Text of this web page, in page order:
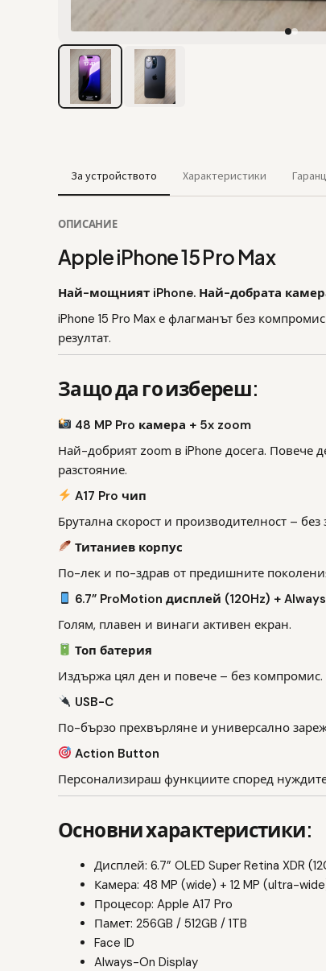
За устройството Характеристики
ОПИСАНИЕ
Apple iPhone 15 Pro Max
Най-мощният iPhone. Най-добрата
iPhone 15 Pro Max е флагманът без
резултат.
Защо да го избереш:
48 MP Pro камера + 5x zoom
Най-добрият zoom в iPhone досега. Повече
разстояние.
A17 Pro чип
Брутална скорост и производителност –
Титаниев корпус
По-лек и по-здрав от предишните
6.7” ProMotion дисплей (120Hz) +
Голям, плавен и винаги активен екран.
Топ батерия
Издържа цял ден и повече – без компромис.
USB-C
По-бързо прехвърляне и универсално
Action Button
Персонализираш функциите според
Основни характеристики:
Дисплей: 6.7” OLED Super Retina XDR
Камера: 48 MP (wide) + 12 MP (ultra-
Процесор: Apple A17 Pro
Памет: 256GB / 512GB / 1TB
Face ID
Always-On Display